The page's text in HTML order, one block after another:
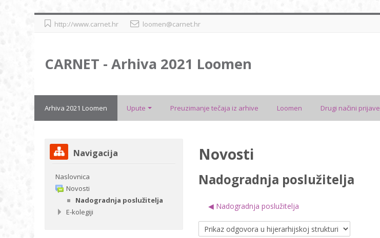
http://www.carnet.hr loomen@carnet.hr
CARNET - Arhiva 2021 Loomen
Arhiva 2021 Loomen Upute Preuzimanje tečaja iz arhive Loomen Drugi načini prijave
Novosti
Nadogradnja poslužitelja
◀︎ Nadogradnja poslužitelja
Preskoči
NavigacijaNavigacija
Naslovnica
Novosti
Nadogradnja poslužitelja
E-kolegiji